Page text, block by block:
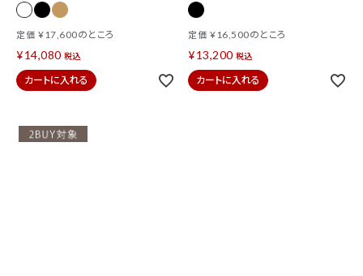
定価 ¥17,600のところ
¥14,080 税込
カートに入れる
定価 ¥16,500のところ
¥13,200 税込
カートに入れる